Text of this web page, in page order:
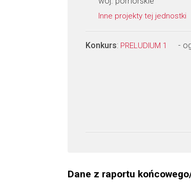
Inne projekty tej jednostki
Konkurs: PRELUDIUM 1 -
Dane z raportu